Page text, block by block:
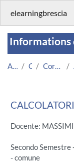
elearningbrescia
Informations
Accueil Cours Corsi Istituzionali
Docente:
Secondo
- comune